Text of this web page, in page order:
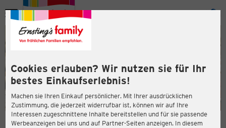
Cookies erlauben? Wir nutzen sie für Ihr
bestes Einkaufserlebnis!
Machen sie Ihren Einkauf persönlicher. Mit Ihrer ausdrücklichen
Zustimmung, die jederzeit widerrufbar ist, können wir auf Ihre
Interessen zugeschnittene Inhalte bereitstellen und für sie passende
Werbeanzeigen bei uns und auf Partner-Seiten anzeigen. In diesem
Menü